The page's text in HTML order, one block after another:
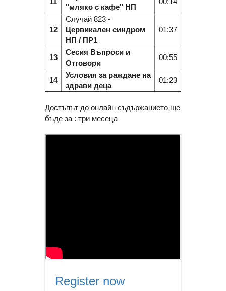
"мляко с кафе" НП
12
Случай 823 -
Цервикален синдром
НП / ПР1
01:37
13
Сесия Въпроси и
Отговори
00:55
14
Условия за раждане на
здрави деца
01:23
Достъпът до онлайн съдържанието ще
бъде за : три месеца
Register now